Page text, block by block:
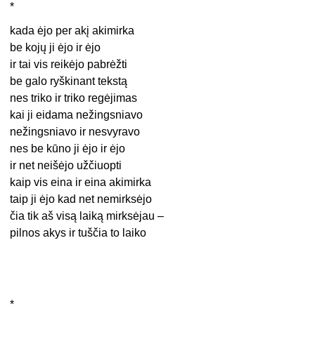
*
kada ėjo per akį akimirka
be kojų ji ėjo ir ėjo
ir tai vis reikėjo pabrėžti
be galo ryškinant tekstą
nes triko ir triko regėjimas
kai ji eidama nežingsniavo
nežingsniavo ir nesvyravo
nes be kūno ji ėjo ir ėjo
ir net neišėjo užčiuopti
kaip vis eina ir eina akimirka
taip ji ėjo kad net nemirksėjo
čia tik aš visą laiką mirksėjau –
pilnos akys ir tuščia to laiko
*